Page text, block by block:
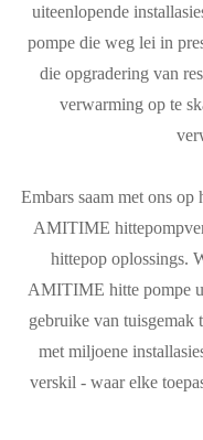
uiteenlopende
pompe die weg lei in
die opgradering van
verwarming op te
Embars saam met ons
AMITIME
hittepop oplossings.
AMITIME hitte pompe
gebruike van tuisgemak
met miljoene
verskil - waar elke